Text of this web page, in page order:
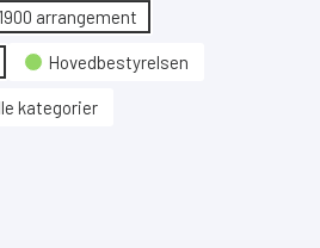
1900 arrangement
Hovedbestyrelsen
kategorier